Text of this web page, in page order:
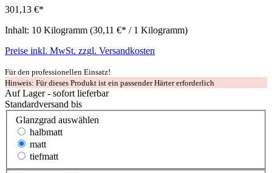
301,13 €*
Inhalt: 10 Kilogramm (30,11 €* / 1 Kilogramm)
Preise inkl. MwSt. zzgl. Versandkosten
Für den professionellen Einsatz!
Hinweis: Für dieses Produkt ist ein passender Härter erforderlich
Auf Lager - sofort lieferbar
Standardversand bis
Glanzgrad auswählen
halbmatt
matt
tiefmatt